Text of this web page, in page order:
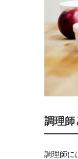
調理師
調理師に